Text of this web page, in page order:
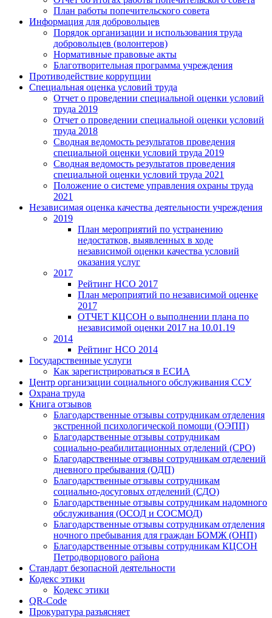
План работы попечительского совета
Информация для добровольцев
Порядок организации и использования труда
добровольцев (волонтеров)
Нормативные правовые акты
Благотворительная программа учреждения
Противодействие коррупции
Специальная оценка условий труда
Отчет о проведении специальной оценки условий
труда 2019
Отчет о проведении специальной оценки условий
труда 2018
Сводная ведомость результатов проведения
специальной оценки условий труда 2019
Сводная ведомость результатов проведения
специальной оценки условий труда 2021
Положение о системе управления охраны труда
2021
Независимая оценка качества деятельности учреждения
2019
План мероприятий по устранению
недостатков, выявленных в ходе
независимой оценки качества условий
оказания услуг
2017
Рейтинг НСО 2017
План мероприятий по независимой оценке
2017
ОТЧЕТ КЦСОН о выполнении плана по
независимой оценки 2017 на 10.01.19
2014
Рейтинг НСО 2014
Государственные услуги
Как зарегистрироваться в ЕСИА
Центр организации социального обслуживания ССУ
Охрана труда
Книга отзывов
Благодарственные отзывы сотрудникам отделения
экстренной психологической помощи (ОЭПП)
Благодарственные отзывы сотрудникам
социально-реабилитационных отделений (СРО)
Благодарственные отзывы сотрудникам отделений
дневного пребывания (ОДП)
Благодарственные отзывы сотрудникам
социально-досуговых отделений (СДО)
Благодарственные отзывы сотрудникам надомного
обслуживания (ОСОД и СОСМОД)
Благодарственные отзывы сотрудникам отделения
ночного пребывания для граждан БОМЖ (ОНП)
Благодарственные отзывы сотрудникам КЦСОН
Петродворцового района
Стандарт безопасной деятельности
Кодекс этики
Кодекс этики
QR-Code
Прокуратура разъясняет